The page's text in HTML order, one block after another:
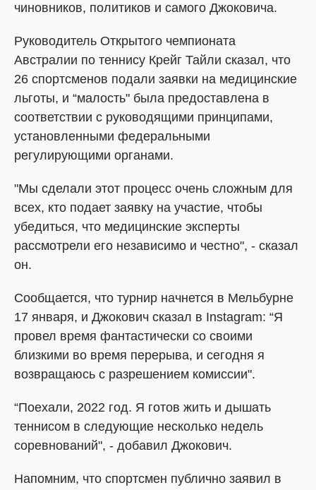
чиновников, политиков и самого Джоковича.
Руководитель Открытого чемпионата
Австралии по теннису Крейг Тайли сказал, что
26 спортсменов подали заявки на медицинские
льготы, и “малость" была предоставлена в
соответствии с руководящими принципами,
установленными федеральными
регулирующими органами.
"Мы сделали этот процесс очень сложным для
всех, кто подает заявку на участие, чтобы
убедиться, что медицинские эксперты
рассмотрели его независимо и честно", - сказал
он.
Сообщается, что турнир начнется в Мельбурне
17 января, и Джокович сказал в Instagram: “Я
провел время фантастически со своими
близкими во время перерыва, и сегодня я
возвращаюсь с разрешением комиссии".
“Поехали, 2022 год. Я готов жить и дышать
теннисом в следующие несколько недель
соревнований", - добавил Джокович.
Напомним, что спортсмен публично заявил в